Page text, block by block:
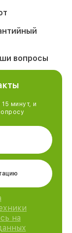
вопросы
минут, и
на